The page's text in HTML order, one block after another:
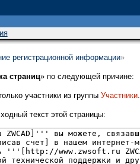
регистрационной информации»
страниц» по следующей причине:
участники из группы Участники.
текст этой страницы: